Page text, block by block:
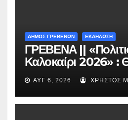
ΔΗΜΟΣ ΓΡΕΒΕΝΩΝ ΕΚΔΗΛΩΣΗ
ΓΡΕΒΕΝΑ ||
Καλοκαίρι 2026» :
με την βραβευμένη
«Μικρές Ανάσες».
ΑΥΓ 6, 2026 ΧΡΉΣΤΟΣ